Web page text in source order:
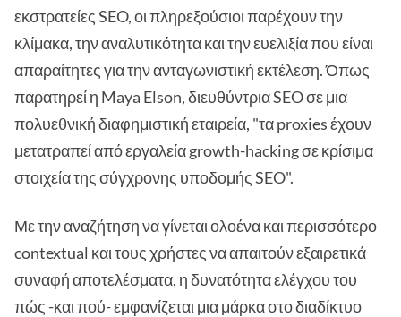
εκστρατείες SEO, οι πληρεξούσιοι παρέχουν την
κλίμακα, την αναλυτικότητα και την ευελιξία που είναι
απαραίτητες για την ανταγωνιστική εκτέλεση. Όπως
παρατηρεί η Maya Elson, διευθύντρια SEO σε μια
πολυεθνική διαφημιστική εταιρεία, "τα proxies έχουν
μετατραπεί από εργαλεία growth-hacking σε κρίσιμα
στοιχεία της σύγχρονης υποδομής SEO".
Με την αναζήτηση να γίνεται ολοένα και περισσότερο
contextual και τους χρήστες να απαιτούν εξαιρετικά
συναφή αποτελέσματα, η δυνατότητα ελέγχου του
πώς -και πού- εμφανίζεται μια μάρκα στο διαδίκτυο